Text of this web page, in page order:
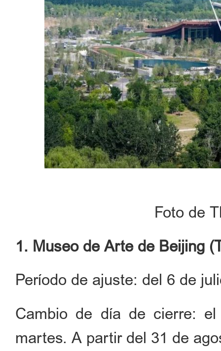
Foto de
1. Museo de Arte de Beijing
Período de ajuste: del 6 de
Cambio de día de cierre:
martes. A partir del 31 de